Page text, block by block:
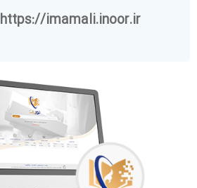
https://imamali.inoor.ir